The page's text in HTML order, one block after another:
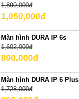
1,890,000đ
1,050,000đ
Màn hình DURA IP 6s
1,602,000đ
890,000đ
Màn hình DURA IP 6 Plus
1,728,000đ